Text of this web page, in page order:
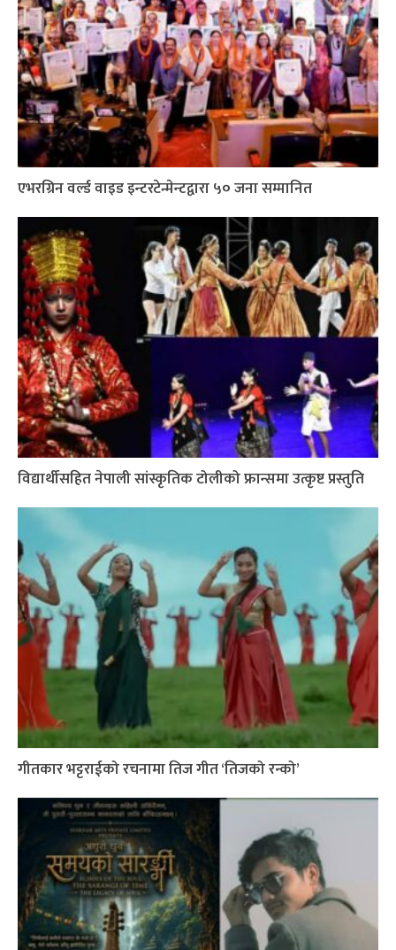
एभरग्रिन वर्ल्ड वाइड इन्टरटेन्मेन्टद्वारा ५० जना सम्मानित
विद्यार्थीसहित नेपाली सांस्कृतिक टोलीको फ्रान्समा उत्कृष्ट प्रस्तुति
गीतकार भट्टराईको रचनामा तिज गीत ‘तिजको रन्को’